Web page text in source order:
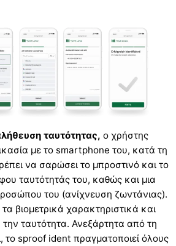
ταυτότητας, ο χρήστης
με το smartphone του, κατά τη
να σαρώσει το μπροστινό και το
ταυτότητάς του, καθώς και μια
του (ανίχνευση ζωντάνιας).
βιομετρικά χαρακτηριστικά και
την ταυτότητα. Ανεξάρτητα από τη
το sproof ident πραγματοποιεί όλους